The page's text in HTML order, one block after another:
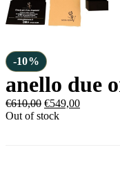
-10%
anello due
€610,00 €549,00
Out of stock